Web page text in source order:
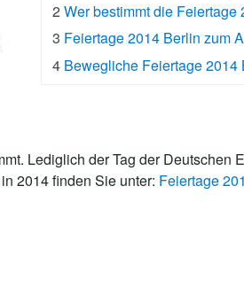
2 Wer bestimmt die Feiertage
3 Feiertage 2014 Berlin zum
4 Bewegliche Feiertage 2014
Lediglich der Tag der Deutschen
2014 finden Sie unter: Feiertage